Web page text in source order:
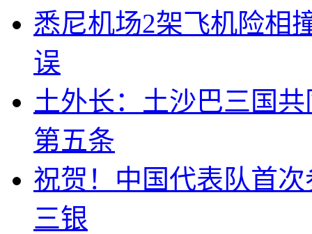
悉尼机场2架飞机险相
误
土外长：土沙巴三国
第五条
祝贺！中国代表队首
三银